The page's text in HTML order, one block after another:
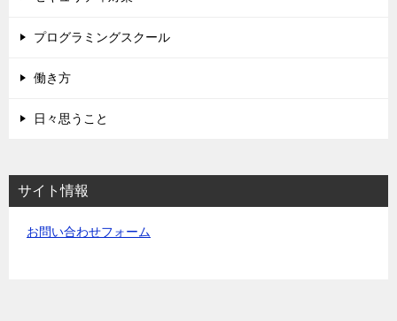
プログラミングスクール
働き方
日々思うこと
サイト情報
お問い合わせフォーム